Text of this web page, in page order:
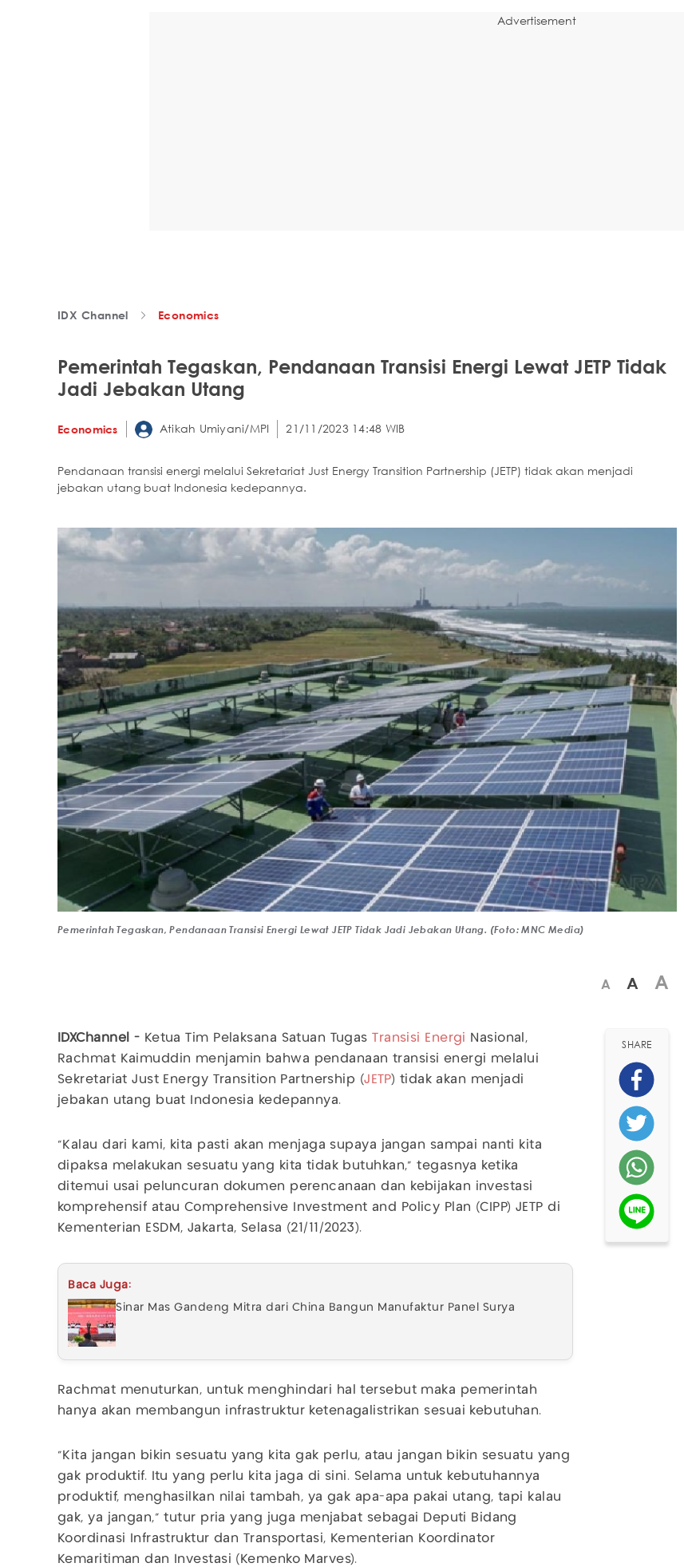
Advertisement
IDX Channel Economics
Pemerintah Tegaskan, Pendanaan Transisi Energi Lewat JETP Tidak
Jadi Jebakan Utang
Economics Atikah Umiyani/MPI 21/11/2023 14:48 WIB
Pendanaan transisi energi melalui Sekretariat Just Energy Transition Partnership (JETP) tidak akan menjadi
jebakan utang buat Indonesia kedepannya.
Pemerintah Tegaskan, Pendanaan Transisi Energi Lewat JETP Tidak Jadi Jebakan Utang. (Foto: MNC Media)
A A A
IDXChannel - Ketua Tim Pelaksana Satuan Tugas Transisi Energi Nasional,
Rachmat Kaimuddin menjamin bahwa pendanaan transisi energi melalui
Sekretariat Just Energy Transition Partnership (JETP) tidak akan menjadi
jebakan utang buat Indonesia kedepannya.
"Kalau dari kami, kita pasti akan menjaga supaya jangan sampai nanti kita
dipaksa melakukan sesuatu yang kita tidak butuhkan," tegasnya ketika
ditemui usai peluncuran dokumen perencanaan dan kebijakan investasi
komprehensif atau Comprehensive Investment and Policy Plan (CIPP) JETP di
Kementerian ESDM, Jakarta, Selasa (21/11/2023).
Baca Juga:
Sinar Mas Gandeng Mitra dari China Bangun Manufaktur Panel Surya
Rachmat menuturkan, untuk menghindari hal tersebut maka pemerintah
hanya akan membangun infrastruktur ketenagalistrikan sesuai kebutuhan.
"Kita jangan bikin sesuatu yang kita gak perlu, atau jangan bikin sesuatu yang
gak produktif. Itu yang perlu kita jaga di sini. Selama untuk kebutuhannya
produktif, menghasilkan nilai tambah, ya gak apa-apa pakai utang, tapi kalau
gak, ya jangan," tutur pria yang juga menjabat sebagai Deputi Bidang
Koordinasi Infrastruktur dan Transportasi, Kementerian Koordinator
Kemaritiman dan Investasi (Kemenko Marves).
SHARE